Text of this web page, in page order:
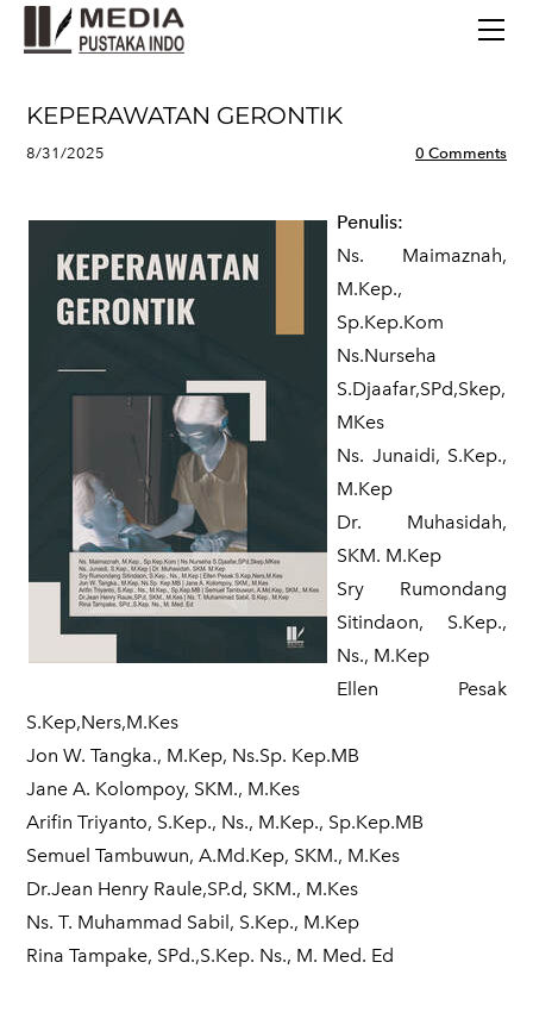
KEPERAWATAN GERONTIK
8/31/2025 0 Comments
Penulis:
Ns. Maimaznah,
M.Kep.,
Sp.Kep.Kom
Ns.Nurseha
S.Djaafar,SPd,Skep,
MKes
Ns. Junaidi, S.Kep.,
M.Kep
Dr. Muhasidah,
SKM. M.Kep
Sry Rumondang
Sitindaon, S.Kep.,
Ns., M.Kep
Ellen Pesak
S.Kep,Ners,M.Kes
Jon W. Tangka., M.Kep, Ns.Sp. Kep.MB
Jane A. Kolompoy, SKM., M.Kes
Arifin Triyanto, S.Kep., Ns., M.Kep., Sp.Kep.MB
Semuel Tambuwun, A.Md.Kep, SKM., M.Kes
Dr.Jean Henry Raule,SP.d, SKM., M.Kes
Ns. T. Muhammad Sabil, S.Kep., M.Kep
Rina Tampake, SPd.,S.Kep. Ns., M. Med. Ed